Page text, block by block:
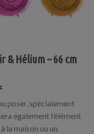
& Hélium – 66 cm
poser, spécialement
également l’élément
la maison ou un